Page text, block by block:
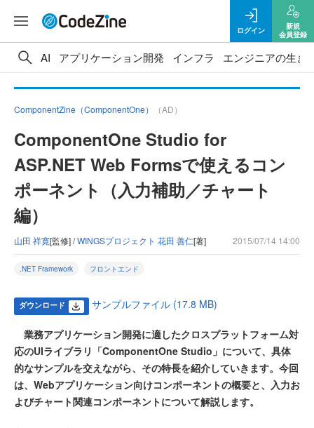
ログイン
新規
会員登録
AI アプリケーション開発 インフラ エンジニアの生き
ComponentZine（ComponentOne） （AD）
ComponentOne Studio for
ASP.NET Web Formsで使えるコン
ポーネント（入力補助／チャート
編）
山田 祥寛[監修] /WINGSプロジェクト 花田 善仁[著] 2015/07/14 14:00
.NET Framework フロントエンド
ダウンロード サンプルファイル (17.8 MB)
業務アプリケーション開発に適したクロスプラットフォーム対
応のUIライブラリ「ComponentOne Studio」について、具体
的なサンプルを交えながら、その特長を紹介していきます。今回
は、Webアプリケーション向けコンポーネントの概要と、入力お
よびチャート関連コンポーネントについて解説します。